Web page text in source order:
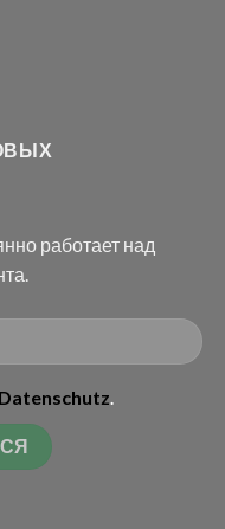
работает над
Datenschutz.